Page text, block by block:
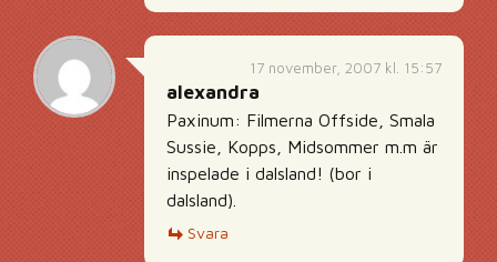
17 november, 2007 kl. 15:57
alexandra
Paxinum: Filmerna Offside, Smala
Sussie, Kopps, Midsommer m.m är
inspelade i dalsland! (bor i
dalsland).
Svara